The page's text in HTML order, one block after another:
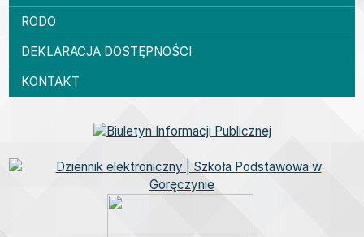
RODO
DEKLARACJA DOSTĘPNOŚCI
KONTAKT
Bannery boczne